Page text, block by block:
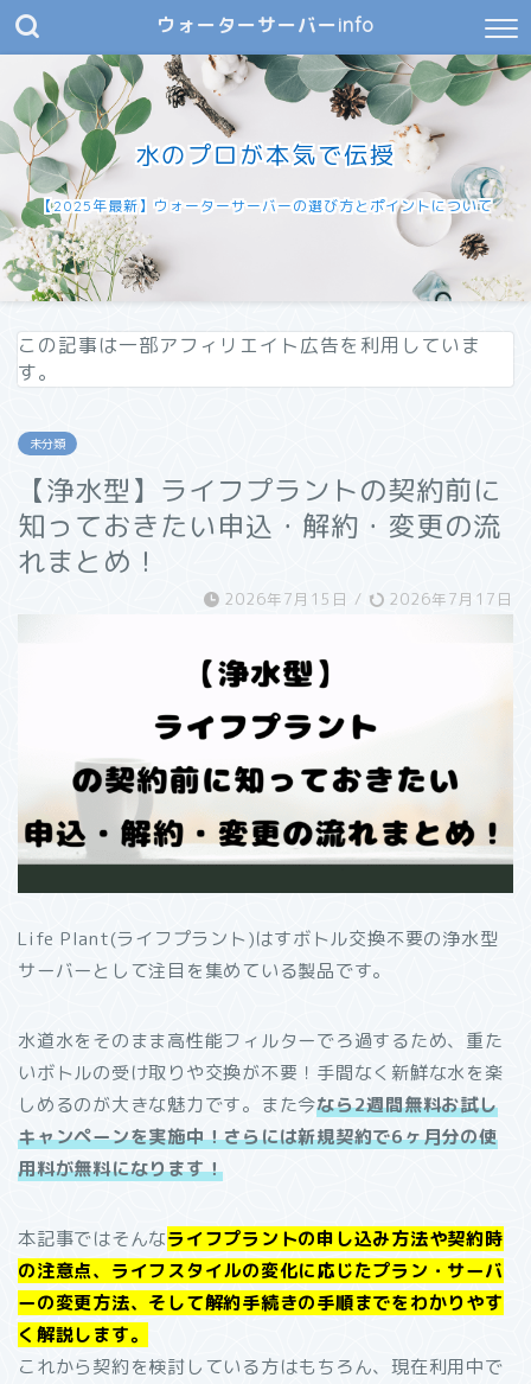
ウォーターサーバーinfo
水のプロが本気で伝授
【2025年最新】ウォーターサーバーの選び方とポイントについて
この記事は一部アフィリエイト広告を利用していま
す。
未分類
【浄水型】ライフプラントの契約前に
知っておきたい申込・解約・変更の流
れまとめ！
2026年7月15日 / 2026年7月17日
Life Plant(ライフプラント)はすボトル交換不要の浄水型
サーバーとして注目を集めている製品です。
水道水をそのまま高性能フィルターでろ過するため、重た
いボトルの受け取りや交換が不要！手間なく新鮮な水を楽
しめるのが大きな魅力です。また今なら2週間無料お試し
キャンペーンを実施中！さらには新規契約で6ヶ月分の使
用料が無料になります！
本記事ではそんなライフプラントの申し込み方法や契約時
の注意点、ライフスタイルの変化に応じたプラン・サーバ
ーの変更方法、そして解約手続きの手順までをわかりやす
く解説します。
これから契約を検討している方はもちろん、現在利用中で